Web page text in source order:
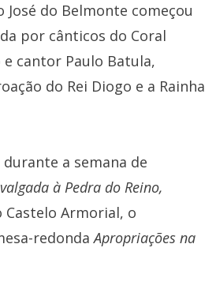
José do Belmonte começou
por cânticos do Coral
cantor Paulo Batula,
do Rei Diogo e a Rainha
a semana de
à Pedra do Reino,
Castelo Armorial, o
redondaApropriações na